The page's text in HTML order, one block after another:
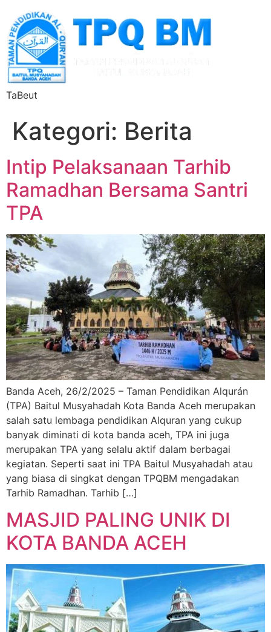
TaBeut
Kategori: Berita
Intip Pelaksanaan Tarhib
Ramadhan Bersama Santri
TPA
Banda Aceh, 26/2/2025 – Taman Pendidikan Alqurán
(TPA) Baitul Musyahadah Kota Banda Aceh merupakan
salah satu lembaga pendidikan Alquran yang cukup
banyak diminati di kota banda aceh, TPA ini juga
merupakan TPA yang selalu aktif dalam berbagai
kegiatan. Seperti saat ini TPA Baitul Musyahadah atau
yang biasa di singkat dengan TPQBM mengadakan
Tarhib Ramadhan. Tarhib […]
MASJID PALING UNIK DI
KOTA BANDA ACEH